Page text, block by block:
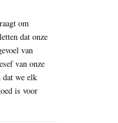
om
dat onze
van
van onze
dat we elk
is voor